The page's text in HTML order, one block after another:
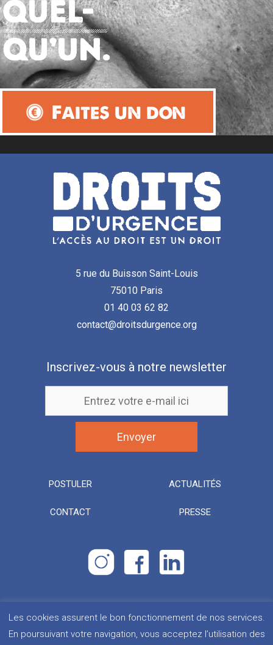
Faites un don
5 rue du Buisson Saint-Louis
75010 Paris
01 40 03 62 82
contact@droitsdurgence.org
Inscrivez-vous à notre newsletter
POSTULER ACTUALITÉS
CONTACT PRESSE
Droits d’urgence. Tous droits réservés. Plan du site
Les cookies assurent le bon fonctionnement de nos services.
En poursuivant votre navigation, vous acceptez l’utilisation des